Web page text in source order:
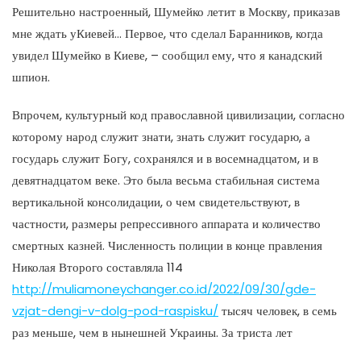
Решительно настроенный, Шумейко летит в Москву, приказав
мне ждать уКиевей… Первое, что сделал Баранников, когда
увидел Шумейко в Киеве, – сообщил ему, что я канадский
шпион.
Впрочем, культурный код православной цивилизации, согласно
которому народ служит знати, знать служит государю, а
государь служит Богу, сохранялся и в восемнадцатом, и в
девятнадцатом веке. Это была весьма стабильная система
вертикальной консолидации, о чем свидетельствуют, в
частности, размеры репрессивного аппарата и количество
смертных казней. Численность полиции в конце правления
Николая Второго составляла 114
http://muliamoneychanger.co.id/2022/09/30/gde-
vzjat-dengi-v-dolg-pod-raspisku/ тысяч человек, в семь
раз меньше, чем в нынешней Украины. За триста лет